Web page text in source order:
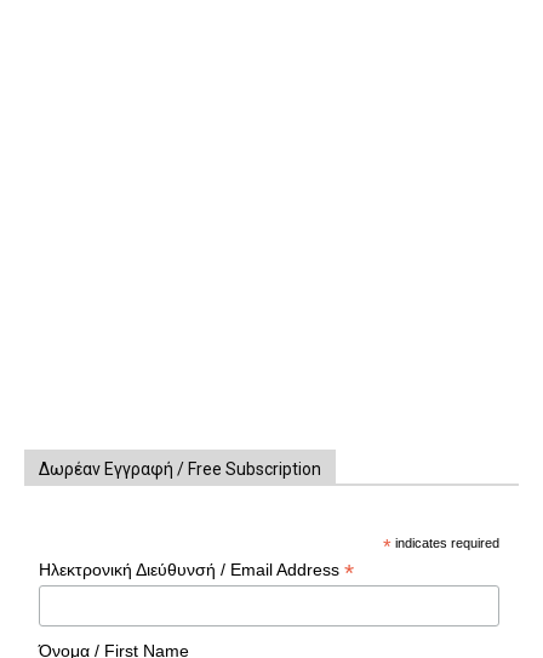
Δωρέαν Εγγραφή / Free Subscription
* indicates required
Ηλεκτρονική Διεύθυνσή / Email Address*
Όνομα / First Name